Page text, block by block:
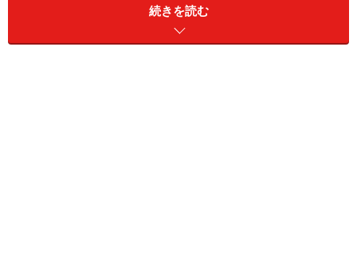
水に溶け込んでいる成分はどのようなものなのか
（ミネラルなどの含有成分）
続きを読む